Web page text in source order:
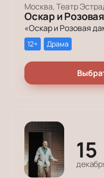
Москва, Театр
Оскар и
12+ Драма
15